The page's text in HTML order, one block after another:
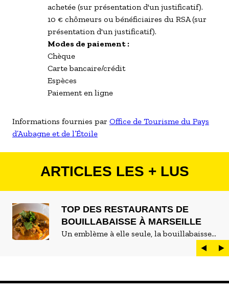
achetée (sur présentation d'un justificatif).
10 € chômeurs ou bénéficiaires du RSA (sur
présentation d'un justificatif).
Modes de paiement :
Chèque
Carte bancaire/crédit
Espèces
Paiement en ligne
Informations fournies par Office de Tourisme du Pays
d’Aubagne et de l’Étoile
ARTICLES LES + LUS
TOP DES RESTAURANTS DE
BOUILLABAISSE À MARSEILLE
Un emblème à elle seule, la bouillabaisse
est LE plat marseillais par excellence. On
peut d'ailleurs vite être submergé·e par la
servir la meilleure...